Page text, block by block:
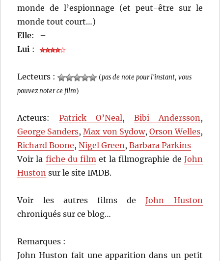
monde de l’espionnage (et peut-être sur le
monde tout court…)
Elle:
–
Lui :
Lecteurs : (pas de note pour l'instant, vous
pouvez noter ce film)
Acteurs:Patrick O’Neal, Bibi Andersson,
George Sanders,Max von Sydow, Orson Welles,
Richard Boone,Nigel Green,Barbara Parkins
Voir la fiche du filmet la filmographie de John
Huston sur le site IMDB.
Voir les autres films deJohn Huston
chroniqués sur ce blog…
Remarques :
John Huston fait une apparition dans un petit